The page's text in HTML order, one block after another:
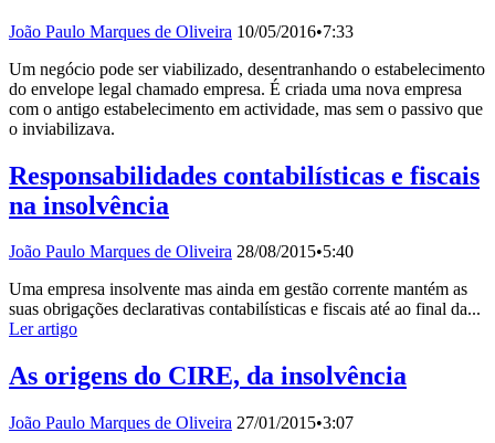
João Paulo Marques de Oliveira 10/05/2016•7:33
Um negócio pode ser viabilizado, desentranhando o estabelecimento
do envelope legal chamado empresa. É criada uma nova empresa
com o antigo estabelecimento em actividade, mas sem o passivo que
o inviabilizava.
Responsabilidades contabilísticas e fiscais
na insolvência
João Paulo Marques de Oliveira 28/08/2015•5:40
Uma empresa insolvente mas ainda em gestão corrente mantém as
suas obrigações declarativas contabilísticas e fiscais até ao final da...
Ler artigo
As origens do CIRE, da insolvência
João Paulo Marques de Oliveira 27/01/2015•3:07